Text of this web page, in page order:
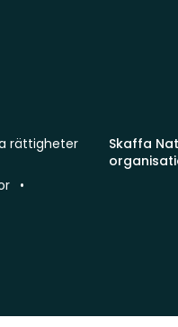
Skaffa
rättigheter